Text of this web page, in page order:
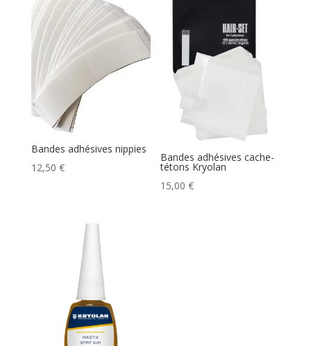
Bandes adhésives nippies
12,50 €
Bandes adhésives cache-
tétons Kryolan
15,00€